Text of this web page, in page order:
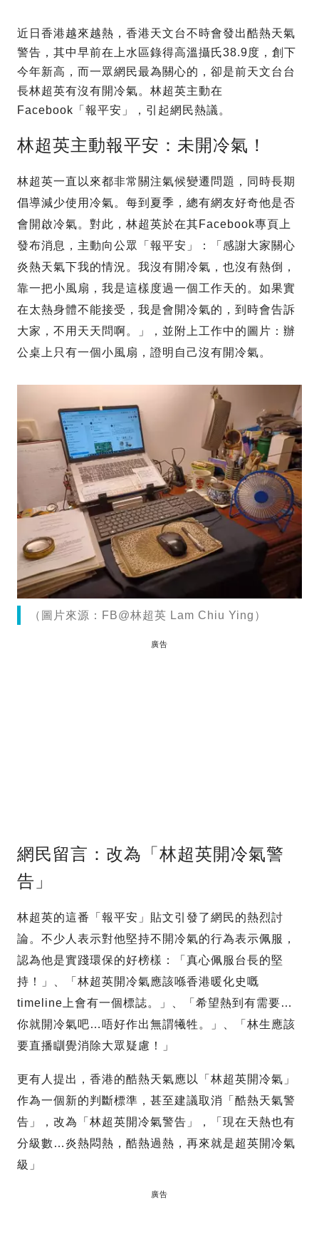
近日香港越來越熱，香港天文台不時會發出酷熱天氣
警告，其中早前在上水區錄得高溫攝氏38.9度，創下
今年新高，而一眾網民最為關心的，卻是前天文台台
長林超英有沒有開冷氣。林超英主動在
Facebook「報平安」，引起網民熱議。
林超英主動報平安：未開冷氣！
林超英一直以來都非常關注氣候變遷問題，同時長期
倡導減少使用冷氣。每到夏季，總有網友好奇他是否
會開啟冷氣。對此，林超英於在其Facebook專頁上
發布消息，主動向公眾「報平安」：「感謝大家關心
炎熱天氣下我的情況。我沒有開冷氣，也沒有熱倒，
靠一把小風扇，我是這樣度過一個工作天的。如果實
在太熱身體不能接受，我是會開冷氣的，到時會告訴
大家，不用天天問啊。」，並附上工作中的圖片：辦
公桌上只有一個小風扇，證明自己沒有開冷氣。
（圖片來源：FB@林超英 Lam Chiu Ying）
廣告
網民留言：改為「林超英開冷氣警
告」
林超英的這番「報平安」貼文引發了網民的熱烈討
論。不少人表示對他堅持不開冷氣的行為表示佩服，
認為他是實踐環保的好榜樣：「真心佩服台長的堅
持！」、「林超英開冷氣應該喺香港暖化史嘅
timeline上會有一個標誌。」、「希望熱到有需要…
你就開冷氣吧…唔好作出無謂犧牲。」、「林生應該
要直播瞓覺消除大眾疑慮！」
更有人提出，香港的酷熱天氣應以「林超英開冷氣」
作為一個新的判斷標準，甚至建議取消「酷熱天氣警
告」，改為「林超英開冷氣警告」，「現在天熱也有
分級數…炎熱悶熱，酷熱過熱，再來就是超英開冷氣
級」
廣告